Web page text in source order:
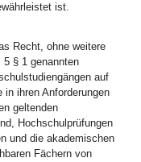
ist.
Recht, ohne weitere
§ 1 genannten
auf
in ihren Anforderungen
geltenden
Hochschulprüfungen
und die akademischen
Fächern von